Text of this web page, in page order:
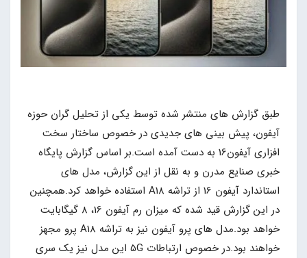
طبق گزارش های منتشر شده توسط یکی از تحلیل گران حوزه
آیفون، پیش بینی های جدیدی در خصوص ساختار سخت
افزاری آیفون16 به دست آمده است.بر اساس گزارش پایگاه
خبری صنایع مدرن و به نقل از این گزارش، مدل های
استاندارد آیفون 16 از تراشه A18 استفاده خواهد کرد.همچنین
در این گزارش قید شده که میزان رم آیفون 16، 8 گیگابایت
خواهد بود.مدل های پرو آیفون نیز به تراشه A18 پرو مجهز
خواهند بود.در خصوص ارتباطات 5G این مدل نیز یک سری